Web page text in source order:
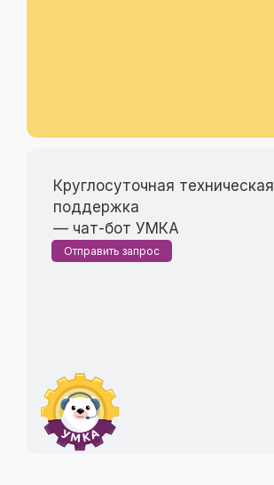
Круглосуточная техническая
поддержка
— чат-бот УМКА
Отправить запрос